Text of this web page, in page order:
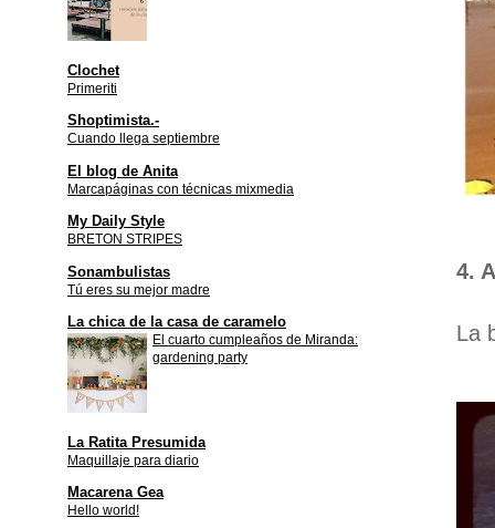
4.
La
Clochet
Primeriti
Shoptimista.-
Cuando llega septiembre
El blog de Anita
Marcapáginas con técnicas mixmedia
My Daily Style
BRETON STRIPES
Sonambulistas
Tú eres su mejor madre
La chica de la casa de caramelo
El cuarto cumpleaños de Miranda:
gardening party
La Ratita Presumida
Maquillaje para diario
Macarena Gea
Hello world!